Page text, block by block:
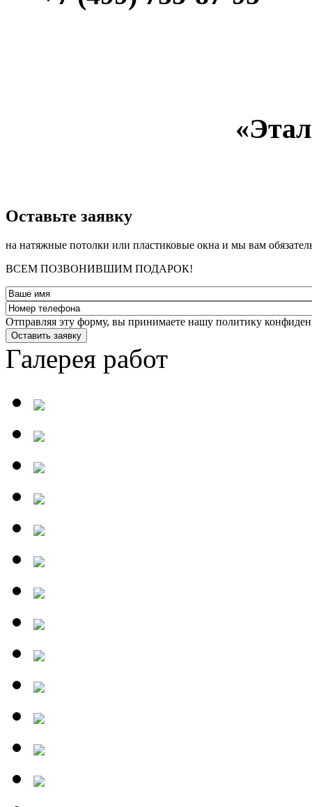
­Оставьте заявку
на натяжные потолки или пластиковые окна и мы вам
ВСЕМ ПОЗВОНИВШИМ ПОДАРОК!
Отправляя эту форму, вы принимаете нашу политику
Оставить заявку
Галерея работ